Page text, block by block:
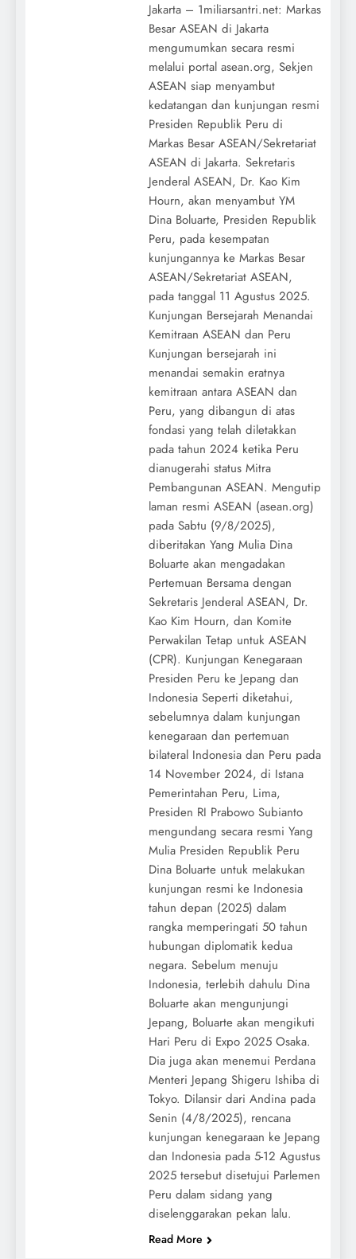
Jakarta – 1miliarsantri.net: Markas
Besar ASEAN di Jakarta
mengumumkan secara resmi
melalui portal asean.org, Sekjen
ASEAN siap menyambut
kedatangan dan kunjungan resmi
Presiden Republik Peru di
Markas Besar ASEAN/Sekretariat
ASEAN di Jakarta. Sekretaris
Jenderal ASEAN, Dr. Kao Kim
Hourn, akan menyambut YM
Dina Boluarte, Presiden Republik
Peru, pada kesempatan
kunjungannya ke Markas Besar
ASEAN/Sekretariat ASEAN,
pada tanggal 11 Agustus 2025.
Kunjungan Bersejarah Menandai
Kemitraan ASEAN dan Peru
Kunjungan bersejarah ini
menandai semakin eratnya
kemitraan antara ASEAN dan
Peru, yang dibangun di atas
fondasi yang telah diletakkan
pada tahun 2024 ketika Peru
dianugerahi status Mitra
Pembangunan ASEAN. Mengutip
laman resmi ASEAN (asean.org)
pada Sabtu (9/8/2025),
diberitakan Yang Mulia Dina
Boluarte akan mengadakan
Pertemuan Bersama dengan
Sekretaris Jenderal ASEAN, Dr.
Kao Kim Hourn, dan Komite
Perwakilan Tetap untuk ASEAN
(CPR). Kunjungan Kenegaraan
Presiden Peru ke Jepang dan
Indonesia Seperti diketahui,
sebelumnya dalam kunjungan
kenegaraan dan pertemuan
bilateral Indonesia dan Peru pada
14 November 2024, di Istana
Pemerintahan Peru, Lima,
Presiden RI Prabowo Subianto
mengundang secara resmi Yang
Mulia Presiden Republik Peru
Dina Boluarte untuk melakukan
kunjungan resmi ke Indonesia
tahun depan (2025) dalam
rangka memperingati 50 tahun
hubungan diplomatik kedua
negara. Sebelum menuju
Indonesia, terlebih dahulu Dina
Boluarte akan mengunjungi
Jepang, Boluarte akan mengikuti
Hari Peru di Expo 2025 Osaka.
Dia juga akan menemui Perdana
Menteri Jepang Shigeru Ishiba di
Tokyo. Dilansir dari Andina pada
Senin (4/8/2025), rencana
kunjungan kenegaraan ke Jepang
dan Indonesia pada 5-12 Agustus
2025 tersebut disetujui Parlemen
Peru dalam sidang yang
diselenggarakan pekan lalu.
Read More